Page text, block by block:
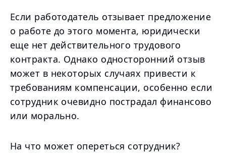
Если работодатель отзывает предложение
о работе до этого момента, юридически
еще нет действительного трудового
контракта. Однако односторонний отзыв
может в некоторых случаях привести к
требованиям компенсации, особенно если
сотрудник очевидно пострадал финансово
или морально.
На что может опереться сотрудник?